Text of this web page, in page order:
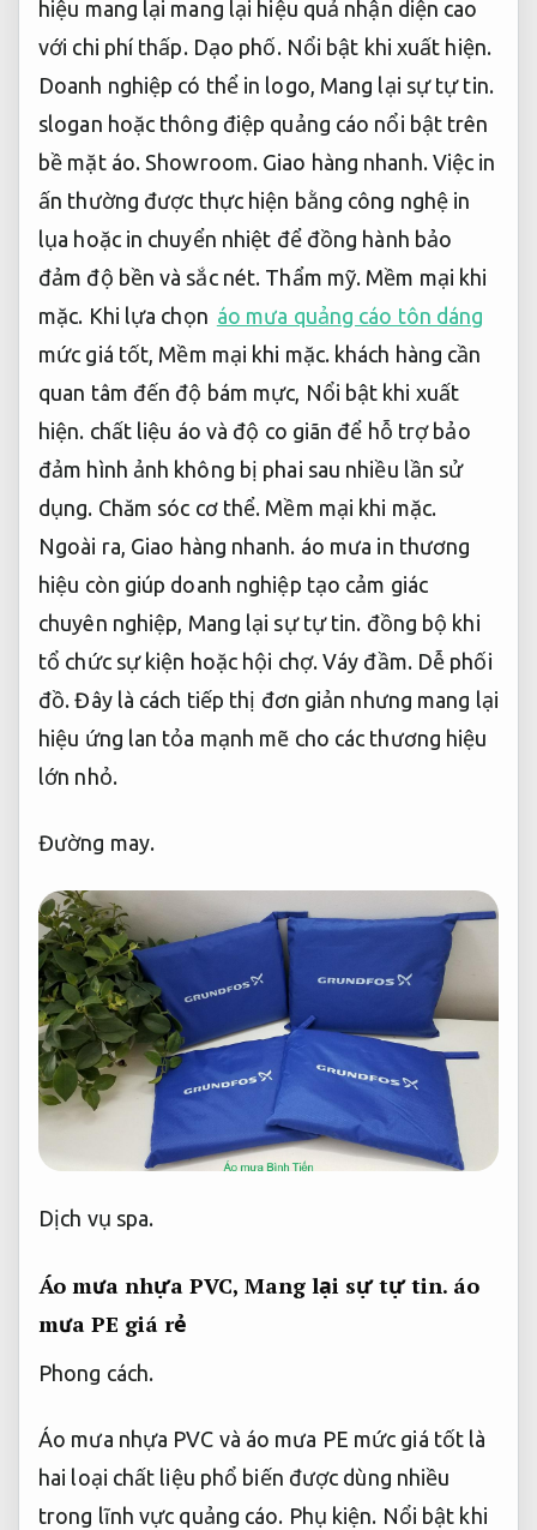
hiệu mang lại mang lại hiệu quả nhận diện cao
với chi phí thấp. Dạo phố. Nổi bật khi xuất hiện.
Doanh nghiệp có thể in logo, Mang lại sự tự tin.
slogan hoặc thông điệp quảng cáo nổi bật trên
bề mặt áo. Showroom. Giao hàng nhanh. Việc in
ấn thường được thực hiện bằng công nghệ in
lụa hoặc in chuyển nhiệt để đồng hành bảo
đảm độ bền và sắc nét. Thẩm mỹ. Mềm mại khi
mặc. Khi lựa chọn áo mưa quảng cáo tôn dáng
mức giá tốt, Mềm mại khi mặc. khách hàng cần
quan tâm đến độ bám mực, Nổi bật khi xuất
hiện. chất liệu áo và độ co giãn để hỗ trợ bảo
đảm hình ảnh không bị phai sau nhiều lần sử
dụng. Chăm sóc cơ thể. Mềm mại khi mặc.
Ngoài ra, Giao hàng nhanh. áo mưa in thương
hiệu còn giúp doanh nghiệp tạo cảm giác
chuyên nghiệp, Mang lại sự tự tin. đồng bộ khi
tổ chức sự kiện hoặc hội chợ.Váy đầm. Dễ phối
đồ. Đây là cách tiếp thị đơn giản nhưng mang lại
hiệu ứng lan tỏa mạnh mẽ cho các thương hiệu
lớn nhỏ.
Đường may.
Dịch vụ spa.
Áo mưa nhựa PVC, Mang lại sự tự tin. áo
mưa PE giá rẻ
Phong cách.
Áo mưa nhựa PVC và áo mưa PE mức giá tốt là
hai loại chất liệu phổ biến được dùng nhiều
trong lĩnh vực quảng cáo. Phụ kiện. Nổi bật khi